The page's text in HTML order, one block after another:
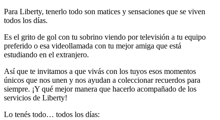
Para Liberty, tenerlo todo son matices y sensaciones que se viven
todos los días.
Es el grito de gol con tu sobrino viendo por televisión a tu equipo
preferido o esa videollamada con tu mejor amiga que está
estudiando en el extranjero.
Así que te invitamos a que vivás con los tuyos esos momentos
únicos que nos unen y nos ayudan a coleccionar recuerdos para
siempre. ¡Y qué mejor manera que hacerlo acompañado de los
servicios de Liberty!
Lo tenés todo… todos los días: